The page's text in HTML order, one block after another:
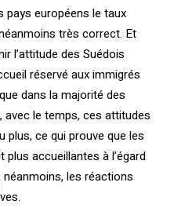
pays européens le taux
très correct. Et
l’attitude des Suédois
réservé aux immigrés
dans la majorité des
avec le temps, ces attitudes
plus, ce qui prouve que les
accueillantes à l’égard
les réactions